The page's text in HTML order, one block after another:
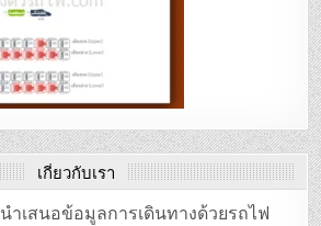
เกี่ยวกับเรา
นำเสนอข้อมูลการเดินทางด้วยรถไฟ